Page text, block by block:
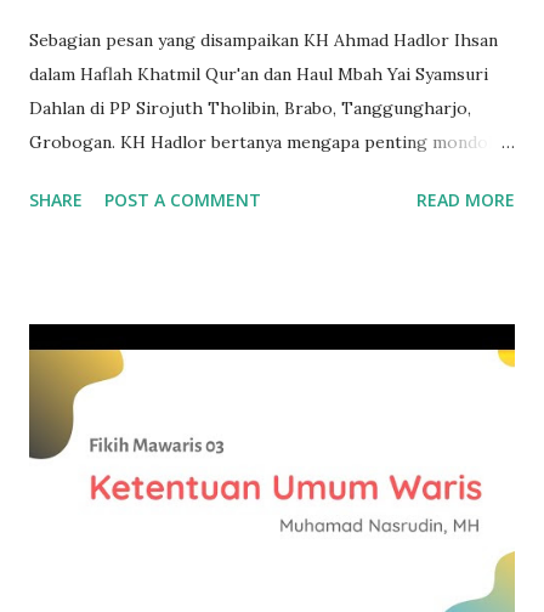
Sebagian pesan yang disampaikan KH Ahmad Hadlor Ihsan
dalam Haflah Khatmil Qur'an dan Haul Mbah Yai Syamsuri
Dahlan di PP Sirojuth Tholibin, Brabo, Tanggungharjo,
Grobogan. KH Hadlor bertanya mengapa penting mondok?..
berikut: Macan tak akan mendapatkan makanan jika hanya
seonggok kayu bakar jika ia masih bertumpuk di kebun.
Oleh karena itu, pergi meninggalkan kampung halaman
menuju pondok pesantren adalah alasan untuk
meningkatkan kualitas seseorang. KH Hadlor menyebutkan
beberapa pesan penting bagi santri, misalnya pesan Imam
Ibnu Malik dalam Alfiah Ibnu Malik. Meskipun kitab tsb
fokus dalam bahasa dan gramatika Arab, tapi banyak hikmah
yang bisa diambil. Saat membincang relasinya dengan Ibnu
SHARE POST A COMMENT READ MORE